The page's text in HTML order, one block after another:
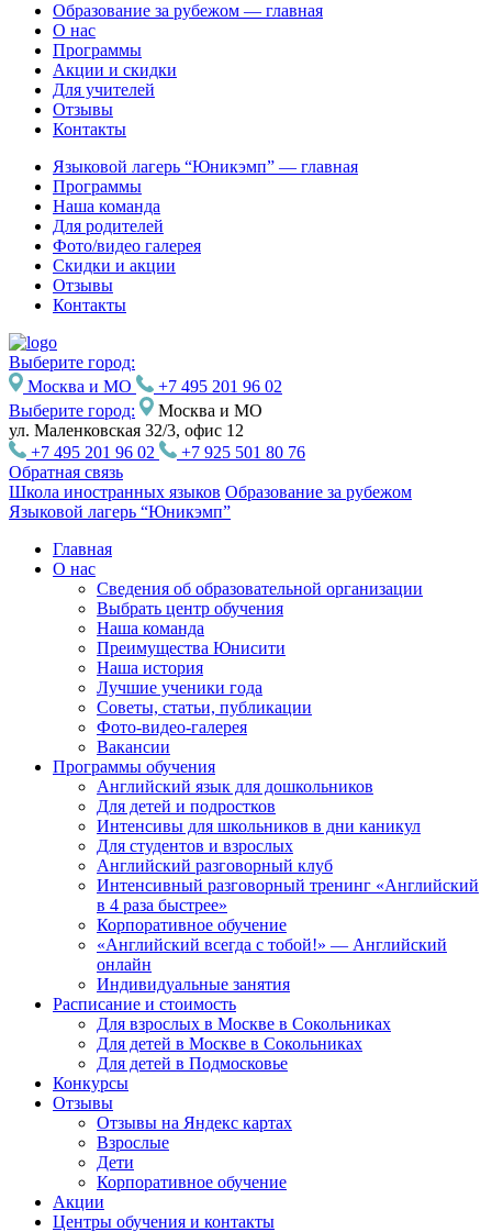
Образование за рубежом — главная
О нас
Программы
Акции и скидки
Для учителей
Отзывы
Контакты
Языковой лагерь “Юникэмп” — главная
Программы
Наша команда
Для родителей
Фото/видео галерея
Скидки и акции
Отзывы
Контакты
Выберите город:
Москва и МО
+7 495 201 96 02
Выберите город:
Москва и МО
ул. Маленковская 32/3, офис 12
+7 495 201 96 02
+7 925 501 80 76
Обратная связь
Школа иностранных языков Образование за рубежом
Языковой лагерь “Юникэмп”
Главная
О нас
Сведения об образовательной организации
Выбрать центр обучения
Наша команда
Преимущества Юнисити
Наша история
Лучшие ученики года
Советы, статьи, публикации
Фото-видео-галерея
Вакансии
Программы обучения
Английский язык для дошкольников
Для детей и подростков
Интенсивы для школьников в дни каникул
Для студентов и взрослых
Английский разговорный клуб
Интенсивный разговорный тренинг «Английский
в 4 раза быстрее»
Корпоративное обучение
«Английский всегда с тобой!» — Английский
онлайн
Индивидуальные занятия
Расписание и стоимость
Для взрослых в Москве в Сокольниках
Для детей в Москве в Сокольниках
Для детей в Подмосковье
Конкурсы
Отзывы
Отзывы на Яндекс картах
Взрослые
Дети
Корпоративное обучение
Акции
Центры обучения и контакты